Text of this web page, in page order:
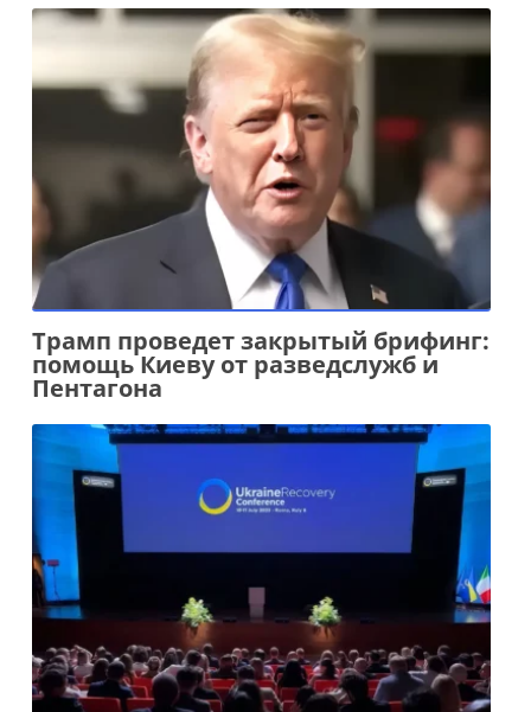
Трамп проведет закрытый брифинг:
помощь Киеву от разведслужб и
Пентагона